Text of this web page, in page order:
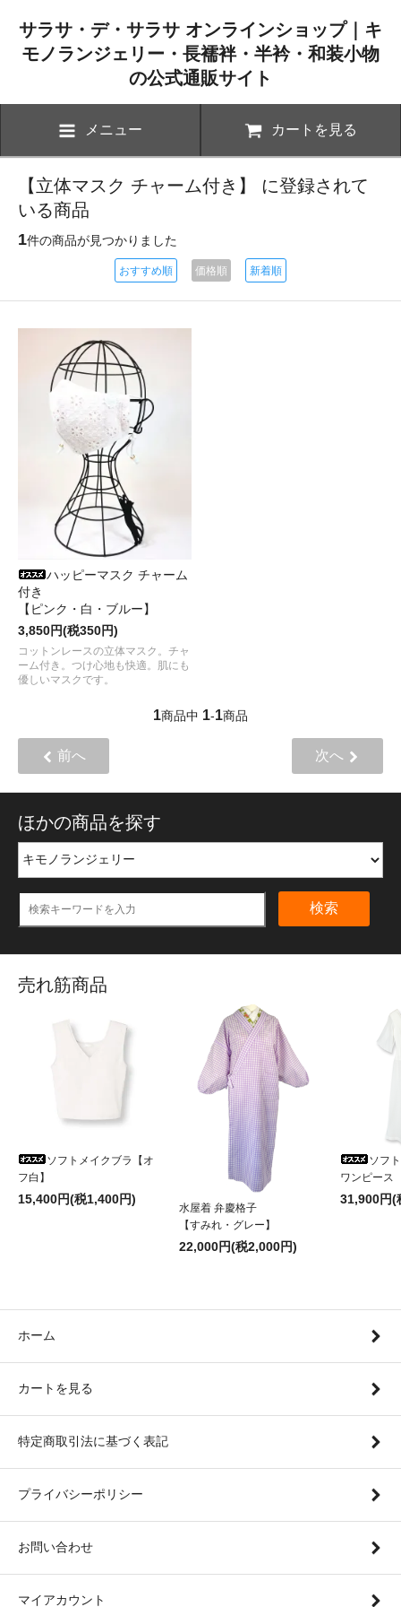
サラサ・デ・サラサ オンラインショップ｜キ
モノランジェリー・長襦袢・半衿・和装小物
の公式通販サイト
メニュー カートを見る
【立体マスク チャーム付き】 に登録されて
いる商品
1件の商品が見つかりました
おすすめ順 価格順 新着順
ハッピーマスク チャーム
付き
【ピンク・白・ブルー】
3,850円(税350円)
コットンレースの立体マスク。チャ
ーム付き。つけ心地も快適。肌にも
優しいマスクです。
1商品中 1-1商品
前へ 次へ
ほかの商品を探す
検索
売れ筋商品
ソフトメイクブラ【オ
フ白】
15,400円(税1,400円)
水屋着 弁慶格子
【すみれ・グレー】
22,000円(税2,000円)
ソフ
ワンピース
31,900円(
ホーム
カートを見る
特定商取引法に基づく表記
プライバシーポリシー
お問い合わせ
マイアカウント